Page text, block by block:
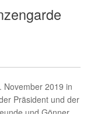
November 2019 in
Präsident und der